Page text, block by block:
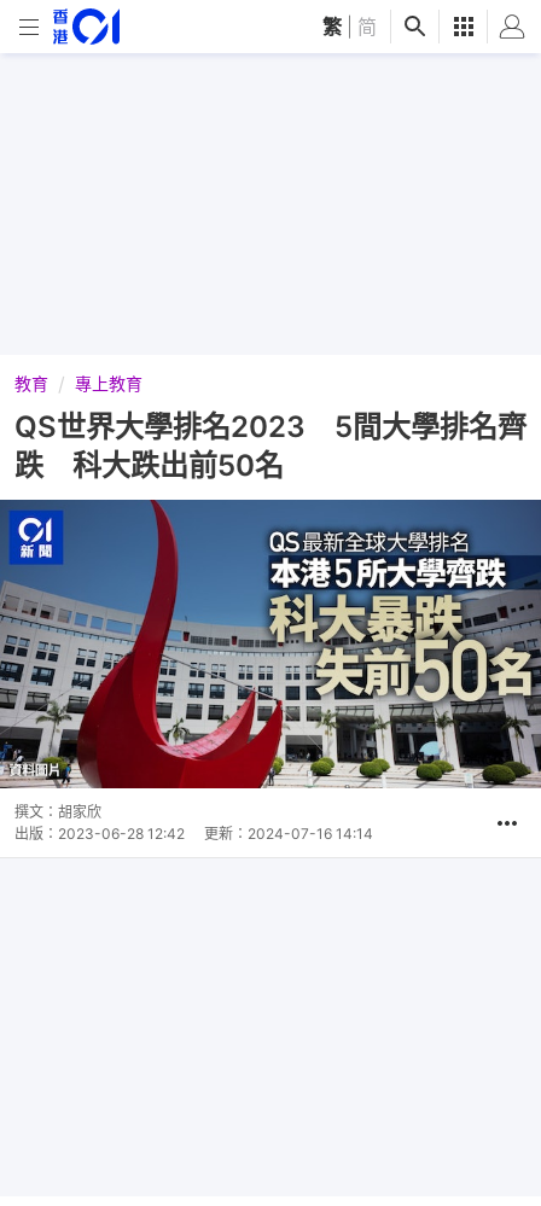
繁 简
教育 專上教育
QS世界大學排名2023 5間大學排名齊
跌 科大跌出前50名
撰文： 胡家欣
出版： 2023-06-28 12:42 更新： 2024-07-16 14:14